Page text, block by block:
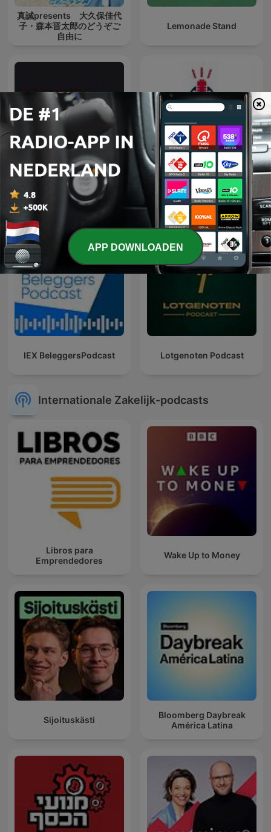
真誠presents 大久保佳代
子・森本晋太郎のどうぞご
自由に
Lemonade Stand
Voorkennis | Beleggers
Belangen
Tweewieler Podcast
IEX BeleggersPodcast Lotgenoten Podcast
Internationale Zakelijk-podcasts
Libros para
Emprendedores
Wake Up to Money
Sijoituskästi
Bloomberg Daybreak
América Latina
APP DOWNLOADEN